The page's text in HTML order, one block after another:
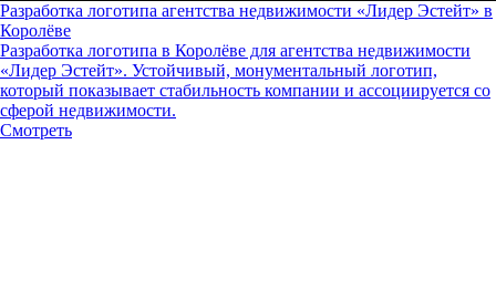
Разработка логотипа агентства недвижимости «Лидер Эстейт» в
Королёве
Разработка логотипа в Королёве для агентства недвижимости
«Лидер Эстейт». Устойчивый, монументальный логотип,
который показывает стабильность компании и ассоциируется со
сферой недвижимости.
Смотреть